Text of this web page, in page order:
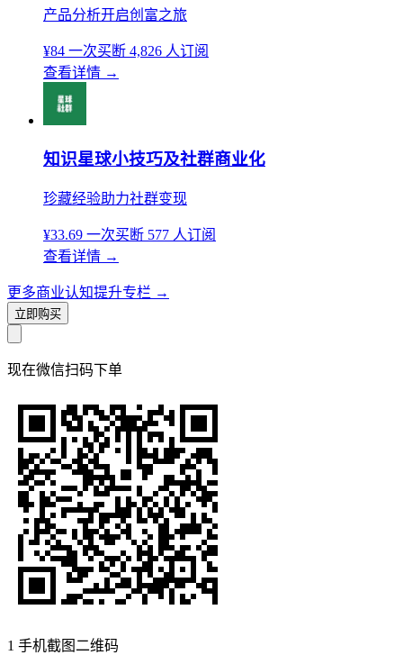
产品分析开启创富之旅
¥84 一次买断 4,826 人订阅
查看详情 →
知识星球小技巧及社群商业化
珍藏经验助力社群变现
¥33.69 一次买断 577 人订阅
查看详情 →
更多商业认知提升专栏 →
立即购买
现在微信扫码下单
1 手机截图二维码